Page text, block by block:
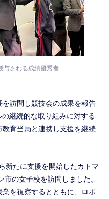
与される成績優秀者
訪問し競技会の成果を報告
継続的な取り組みに対する
育当局と連携し支援を継続
新たに支援を開始したカトマ
の女子校を訪問しました。
を視察するとともに、ロボ